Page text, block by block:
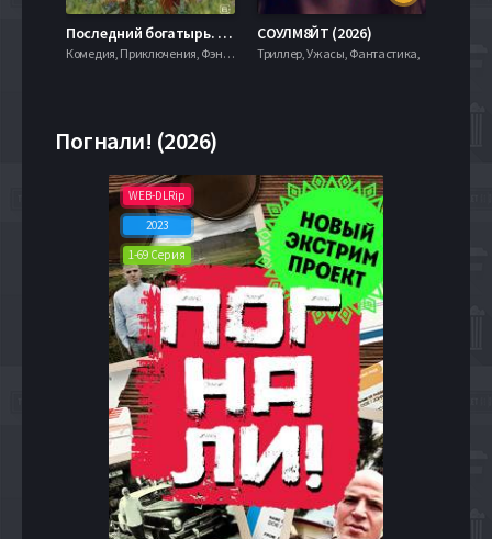
Последний богатырь. Колобок (2026)
Комедия, Приключения, Фэнтези,
СОУЛМ8ЙТ (2026)
Триллер, Ужасы, Фантастика,
Погнали! (2026)
WEB-DLRip
2023
1-69 Серия